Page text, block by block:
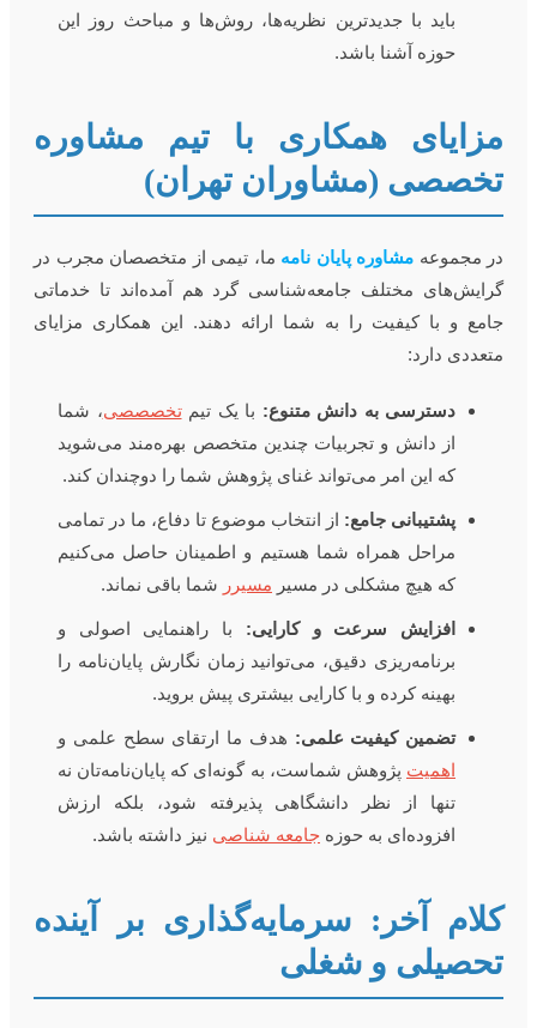
باید با جدیدترین نظریه‌ها، روش‌ها و مباحث روز این
حوزه آشنا باشد.
همکاری با تیم مشاوره
(مشاوران تهران)
مجموعهمشاوره پایان نامهما، تیمی از متخصصان مجرب در
مختلف جامعه‌شناسی گرد هم آمده‌اند تا خدماتی
و با کیفیت را به شما ارائه دهند. این همکاری مزایای
دارد:
دسترسی به دانش متنوع:با یک تیمتخصصصی، شما
از دانش و تجربیات چندین متخصص بهره‌مند می‌شوید
که این امر می‌تواند غنای پژوهش شما را دوچندان کند.
پشتیبانی جامع:از انتخاب موضوع تا دفاع، ما در تمامی
مراحل همراه شما هستیم و اطمینان حاصل می‌کنیم
که هیچ مشکلی در مسیرمسیررشما باقی نماند.
افزایش سرعت و کارایی:با راهنمایی اصولی و
برنامه‌ریزی دقیق، می‌توانید زمان نگارش پایان‌نامه را
بهینه کرده و با کارایی بیشتری پیش بروید.
تضمین کیفیت علمی:هدف ما ارتقای سطح علمی و
اهمیتپژوهش شماست، به گونه‌ای که پایان‌نامه‌تان نه
تنها از نظر دانشگاهی پذیرفته شود، بلکه ارزش
افزوده‌ای به حوزهجامعه شناصینیز داشته باشد.
آخر: سرمایه‌گذاری بر آینده
و شغلی